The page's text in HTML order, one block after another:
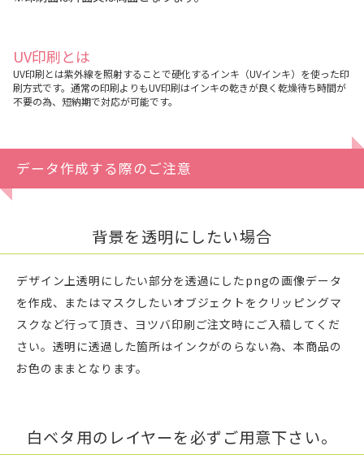
UV印刷とは
UV印刷とは紫外線を照射することで硬化するインキ（UVインキ）を使った印
刷方式です。通常の印刷よりもUV印刷はインキの乾きが良く乾燥待ち時間が
不要の為、短納期で対応が可能です。
データ作成する際のご注意
背景を透明にしたい場合
デザイン上透明にしたい部分を透過にしたpngの画像データ
を作成、またはマスクしたいオブジェクトをクリッピングマ
スクなど行って頂き、ヨツバ印刷ご注文時にご入稿してくだ
さい。透明に透過した箇所はインクがのらない為、本商品の
お色のままとなります。
白ベタ用のレイヤーを必ずご用意下さい。